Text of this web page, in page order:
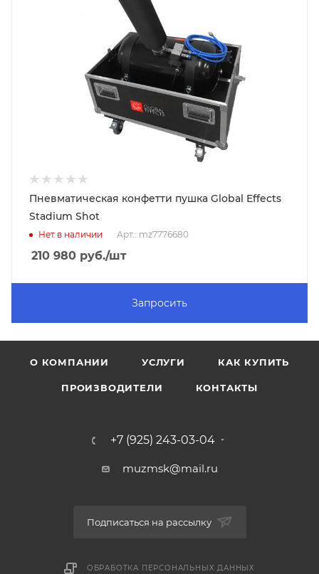
Пневматическая конфетти пушка Global Effects
Stadium Shot
Нет в наличии Арт.: mz7776680
210 980 руб./шт
Запросить
О КОМПАНИИ УСЛУГИ КАК КУПИТЬ
ПРОИЗВОДИТЕЛИ КОНТАКТЫ
+7 (925) 243-03-04
muzmsk@mail.ru
Подписаться на рассылку
ОБРАБОТКА ПЕРСОНАЛЬНЫХ ДАННЫХ